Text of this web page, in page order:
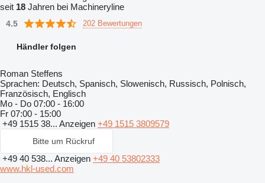
seit 18 Jahren bei Machineryline
4.5 202 Bewertungen
Händler folgen
Roman Steffens
Sprachen: Deutsch, Spanisch, Slowenisch, Russisch, Polnisch,
Französisch, Englisch
Mo - Do 07:00 - 16:00
Fr 07:00 - 15:00
+49 1515 38... Anzeigen +49 1515 3809579
Bitte um Rückruf
+49 40 538... Anzeigen +49 40 53802333
www.hkl-used.com